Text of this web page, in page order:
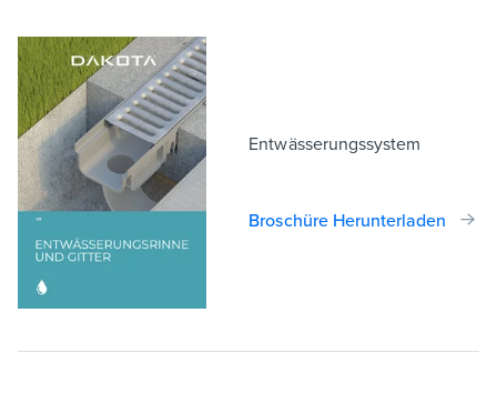
Entwässerungssystem
Broschüre Herunterladen